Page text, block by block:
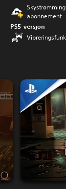
abonnement
PS5-versjon